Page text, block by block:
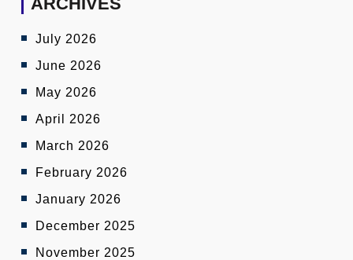
July 2026
June 2026
May 2026
April 2026
March 2026
February 2026
January 2026
December 2025
November 2025